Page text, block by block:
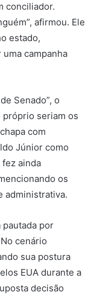
conciliador.
afirmou. Ele
estado,
campanha
Senado”, o
próprio seriam os
com
Júnior como
ainda
os
administrativa.
pautada por
cenário
sua postura
EUA durante a
decisão